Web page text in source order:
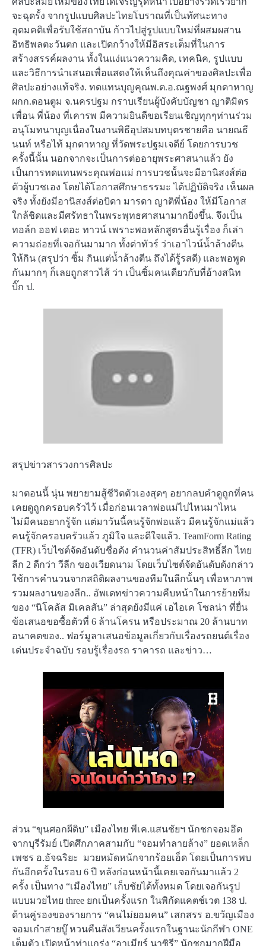
จะฉุดรั้ง จากรูปแบบศิลปะไทยโบราณที่เป็นทัศนะทาง
อุดมคติเพื่อรับใช้สถาบัน ก้าวไปสู่รูปแบบใหม่ที่ผสมผสาน
อิทธิพลตะวันตก และเปิดกว้างให้มีอิสระเต็มที่ในการ
สร้างสรรค์ผลงาน ทั้งในแง่แนวความคิด, เทคนิค, รูปแบบ
และวิธีการนำเสนอเพื่อแสดงให้เห็นถึงคุณค่าของศิลปะเพื่อ
ศิลปะอย่างแท้จริง. ทดแทนบุญคุณพ.ต.อ.ณฐพงศ์ มุกดาหาญ
ผกก.ดอนตูม จ.นครปฐม กราบเรียนผู้บังคับบัญชา ญาติมิตร
เพื่อน พี่น้อง ที่เคารพ มีความยินดีขอเรียนเชิญทุกๆท่านร่วม
อนุโมทนาบุญเนื่องในงานพิธีอุปสมบทบุตรชายคือ นายณธี
นนท์ หรือไท้ มุกดาหาญ ที่วัดพระปฐมเจดีย์ โดยการบวช
ครั้งนี้นั้น นอกจากจะเป็นการต่ออายุพระศาสนาแล้ว ยัง
เป็นการทดแทนพระคุณพ่อแม่ การบวชนั้นจะมีอานิสงส์ต่อ
ตัวผู้บวชเอง โดยได้โอกาสศึกษาธรรมะ ได้ปฏิบัติจริง เห็นผล
จริง ทั้งยังมีอานิสงส์ต่อบิดา มารดา ญาติพี่น้อง ให้มีโอกาส
ใกล้ชิดและมีศรัทธาในพระพุทธศาสนามากยิ่งขึ้น. จึงเป็น
ทอล์ก ออฟ เดอะ ทาวน์ เพราะพอหลักสูตรอื่นรู้เรื่อง ก็เล่า
ความถ่อยที่เจอกันมามาก ทั้งด่าทัวร์ ว่าเอาไวน์น้ำล้างตีน
ให้กิน (สรุปว่า ซิ้ม กินแต่น้ำล้างตีน ถึงได้รู้รสดี) และพอพูด
กันมากๆ ก็เลยถูกสาวไส้ ว่า เป็นซิ้มคนเดียวกับที่อ้างสนิท
บิ๊ก ป.
สรุปข่าวสารวงการศิลปะ
มาตอนนี้ นุ่น พยายามสู้ชีวิตตัวเองสุดๆ อยากลบคำดูถูกที่คน
เคยดูถูกครอบครัวไว้ เมื่อก่อนเวลาพ่อแม่ไปไหนมาไหน
ไม่มีคนอยากรู้จัก แต่มาวันนี้คนรู้จักพ่อแล้ว มีคนรู้จักแม่แล้ว
คนรู้จักครอบครัวแล้ว ภูมิใจ และดีใจแล้ว. TeamForm Rating
(TFR) เว็บไซต์จัดอันดับชื่อดัง คำนวนค่าสัมประสิทธิ์ลีก ไทย
ลีก 2 ดีกว่า วีลีก ของเวียดนาม โดยเว็บไซต์จัดอันดับดังกล่าว
ใช้การคำนวนจากสถิติผลงานของทีมในลีกนั้นๆ เพื่อหาภาพ
รวมผลงานของลีก.. อัพเดทข่าวความคืบหน้าในการย้ายทีม
ของ “นิโคลัส มิเคลสัน” ล่าสุดยังมีแค่ เอไอเค โซลน่า ที่ยื่น
ข้อเสนอขอซื้อตัวที่ 6 ล้านโครน หรือประมาณ 20 ล้านบาท
อนาคตของ.. ฟอร์มูลาเสนอข้อมูลเกี่ยวกับเรื่องรถยนต์เรื่อง
เด่นประจำฉบับ รอบรู้เรื่องรถ ราคารถ และข่าว…
ส่วน “ขุนศอกผีดิบ” เมืองไทย พีเค.แสนชัยฯ นักชกจอมอึด
จากบุรีรัมย์ เปิดศึกภาคสามกับ “จอมทำลายล้าง” ยอดเหล็ก
เพชร อ.อัจฉริยะ มวยหมัดหนักจากร้อยเอ็ด โดยเป็นการพบ
กันอีกครั้งในรอบ 6 ปี หลังก่อนหน้านี้เคยเจอกันมาแล้ว 2
ครั้ง เป็นทาง “เมืองไทย” เก็บชัยได้ทั้งหมด โดยเจอกันรูป
แบบมวยไทย three ยกเป็นครั้งแรก ในพิกัดแคตช์เวต 138 ป.
ด้านคู่รองของรายการ “คนไม่ยอมคน” เสกสรร อ.ขวัญเมือง
จอมเก๋าสายบู๊ หวนคืนสังเวียนครั้งแรกในฐานะนักกีฬา ONE
เต็มตัว เปิดหน้าท่าแกร่ง “อาเมียร์ นาซิรี” นักชกมากฝีมือ